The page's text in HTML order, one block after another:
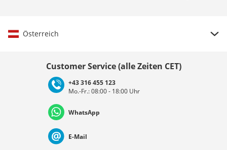
Österreich
Deutschland Österreich
Customer Service (alle Zeiten CET)
+43 316 455 123
Mo.-Fr.: 08:00 - 18:00 Uhr
WhatsApp
E-Mail